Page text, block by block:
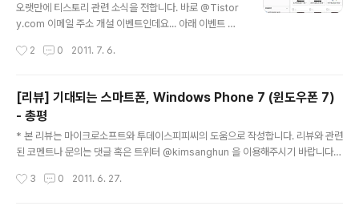
추후에 다시 설명드리기로 하고 오늘은 간단한 스샷을 중
심으로 살펴볼까합니다. 이름 : Day 모드 개요 : 일정의 간
주요기능 - 설정 및 다이어리 작성 : 상단 좌, 우 버튼 ..
오랫만에 티스토리 관련 소식을 전합니다. 바로 @Tistor
y.com 이메일 주소 개설 이벤트인데요... 아래 이벤트 페
첨을 통해 다음 이메일 및 클라우드 용량을 늘려준다고 합
tp://www.tistory.com/event/tistorymail/ 다음 클라
우드 페이지 : http://cloud.daum.net/ 사실 이메일 용량
이야 그리 특별할 것이 없지만, 클라우드 용량 업그레이드
는 상당히 매력적인 조건인 것 같습니다. 이벤트 당첨자로
선정될 경우, 경쟁사인 네이버 N드라이브(30G)에 비해 무
브와 다음 클라우드는 ..
2 0 2011. 7. 6.
[리뷰] 기대되는 스마트폰, Windows Phone 7 (윈도우폰 7)
- 총평
* 본 리뷰는 마이크로소프트와 투데이스피피씨의 도움으로 작성합니다. 리뷰와 관련
된 코멘트나 문의는 댓글 혹은 트위터 @kimsanghun 을 이용해주시기 바랍니다. :
체를 커버하기보다는 독특한 특징이나 인상깊었던 점 위주로 정리해서 다소 부족한
3 0 2011. 6. 27.